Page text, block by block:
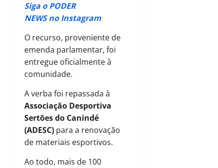
Siga o PODER
NEWS no Instagram
O recurso, proveniente de
emenda parlamentar, foi
entregue oficialmente à
comunidade.
A verba foi repassada à
Associação Desportiva
Sertões do Canindé
(ADESC) para a renovação
de materiais esportivos.
Ao todo, mais de 100